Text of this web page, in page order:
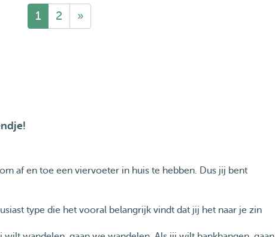
1 2 »
af en toe een viervoeter in huis te hebben. Dus jij bent
type die het vooral belangrijk vindt dat jij het naar je zin